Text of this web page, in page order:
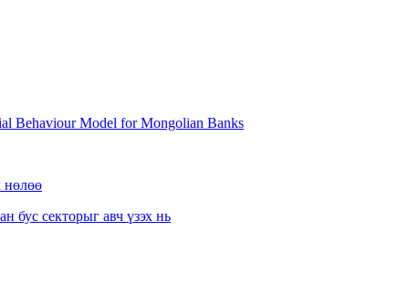
Behaviour Model for Mongolian Banks
нөлөө
бус секторыг авч үзэх нь